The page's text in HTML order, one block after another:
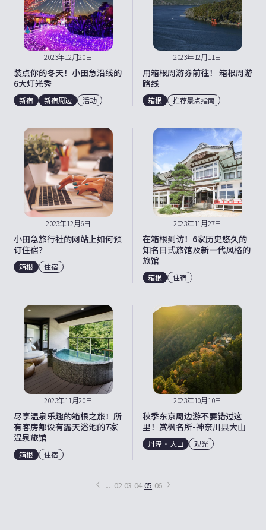
2023年12月20日
装点你的冬天！小田急沿线的
6大灯光秀
新宿 新宿周边 活动
2023年12月11日
用箱根周游券前往！ 箱根周游
路线
箱根 推荐景点指南
2023年12月6日
小田急旅行社的网站上如何预
订住宿？
箱根 住宿
2023年11月27日
在箱根到访！6家历史悠久的
知名日式旅馆及新一代风格的
旅馆
箱根 住宿
2023年11月20日
尽享温泉乐趣的箱根之旅！所
有客房都设有露天浴池的7家
温泉旅馆
箱根 住宿
2023年10月10日
秋季东京周边游不要错过这
里！赏枫名所-神奈川县大山
丹泽・大山 观光
... 02 03 04 05 06